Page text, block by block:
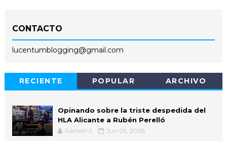
CONTACTO
lucentumblogging@gmail.com
RECIENTE POPULAR ARCHIVO
Opinando sobre la triste despedida del
HLA Alicante a Rubén Perelló
Ramón J. Jun 05, 2026